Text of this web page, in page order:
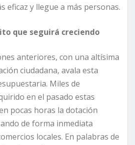
eficaz y llegue a más personas.
que seguirá creciendo
anteriores, con una altísima
ciudadana, avala esta
Miles de
en el pasado estas
pocas horas la dotación
de forma inmediata
locales. En palabras de